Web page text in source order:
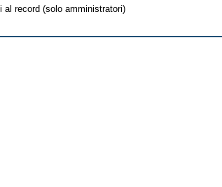
al record (solo amministratori)